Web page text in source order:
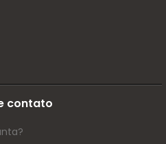
contato